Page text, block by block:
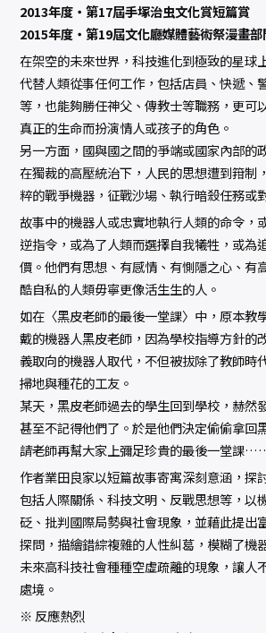
2013年度‧第17屆手塚治虫文化賞短篇賞
2015年度‧第19屆文化廳媒體藝術祭漫畫部
在架空的未來世界，科技進化到極致的星球
代替人類從事任何工作，包括店員、快遞、
等，也能夠勝任神父、傳教士等職務，更可
真正的生命而扮演情人或孩子的角色。
另一方面，國與國之間的爭端或國家內部的
在獨裁的高壓統治下，人民的思想遭到箝制
粹的戰爭機器，征戰沙場、執行暗殺任務或
故事中的機器人或忠實地執行人類的命令，
逆指令，或為了人類而選擇自我犧牲，或為
價。他們有思想、有感情、有惻隱之心、有
酷自私的人類毋寧更像活生生的人。
如在〈黑皮老師的最後一堂課〉中，原本教
戴的機器人黑皮老師，因為學校指導方針的
義取向的機器人取代，不但被拔除了教師時
掃地與種花的工友。
某天，黑皮老師過去的學生回到學校，赫然
甚至不記得他們了。於是他們決定偷偷拿回
請老師再幫大家上彌足珍貴的最後一堂課
作者業田良家以短篇故事寄寓深刻意涵，探
包括人際關係、科技文明、反戰思想等，以
砭、批判國際局勢與社會現象，並藉此提出
探問，描繪錯綜複雜的人性糾葛，模糊了機
未來高科技社會種種空虛疏離的現象，讓人
處境。
※ 反應熱烈